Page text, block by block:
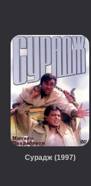
Сурадж (1997)